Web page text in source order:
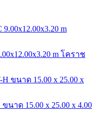
m โคราช
นาด 15.00 x 25.00 x 4.00